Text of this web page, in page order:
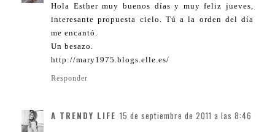
Hola Esther muy buenos días y muy feliz jueves,
interesante propuesta cielo. Tú a la orden del día
me encantó.
Un besazo.
http://mary1975.blogs.elle.es/
Responder
A TRENDY LIFE 15 de septiembre de 2011 a las 8:46